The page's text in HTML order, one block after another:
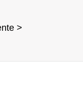
>